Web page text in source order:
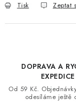
ZNAČKY
Kontakt
Obchodní
Podmínky ochrany
Tisk Zeptat
DOPRAVA A
EXPEDICE
Od 59 Kč.
odesíláme ještě